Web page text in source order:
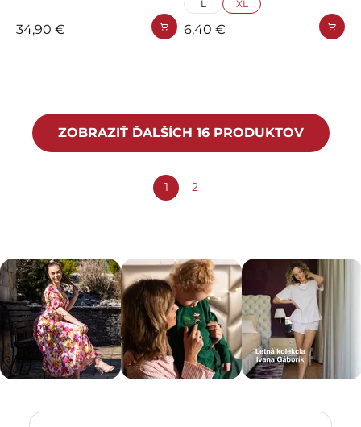
34,90 €
L XL
6,40 €
ZOBRAZIŤ ĎALŠÍCH 16 PRODUKTOV
1 2